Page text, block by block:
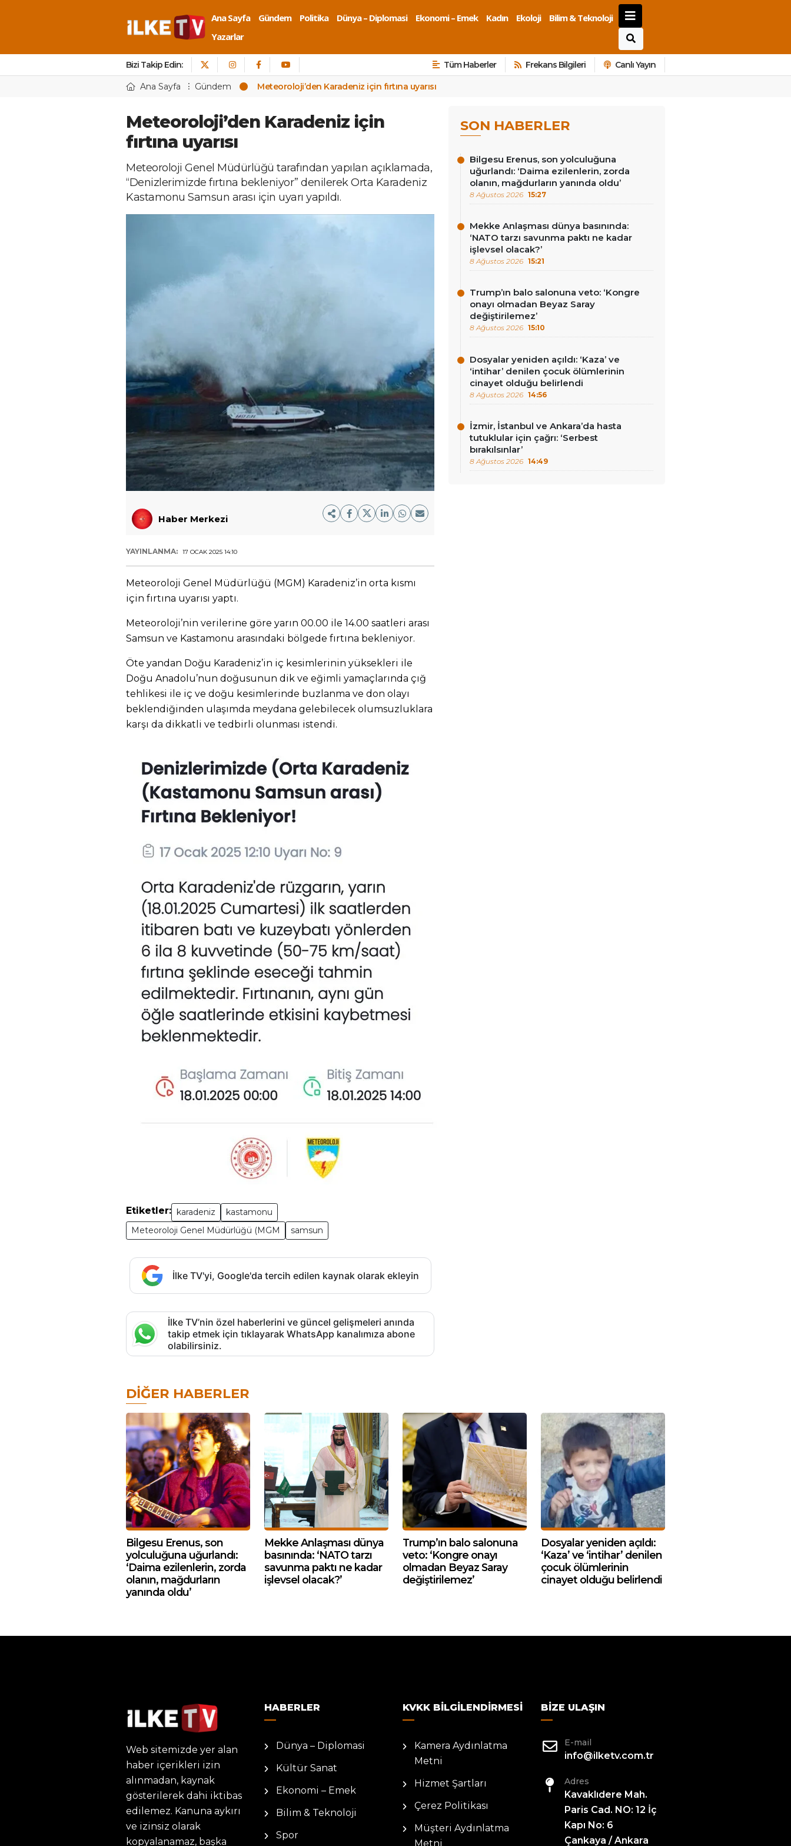
Ana Sayfa Gündem Politika Dünya – Diplomasi Ekonomi – Emek Kadın Ekoloji
Bilim & Teknoloji
Yazarlar
Bizi Takip Edin: Tüm Haberler Frekans Bilgileri Canlı Yayın
Ana Sayfa Gündem Meteoroloji’den Karadeniz için fırtına uyarısı
Meteoroloji’den Karadeniz için
fırtına uyarısı
Meteoroloji Genel Müdürlüğü tarafından yapılan açıklamada,
“Denizlerimizde fırtına bekleniyor” denilerek Orta Karadeniz
Kastamonu Samsun arası için uyarı yapıldı.
Haber Merkezi
YAYINLANMA: 17 OCAK 2025 14:10
Meteoroloji Genel Müdürlüğü (MGM) Karadeniz’in orta kısmı
için fırtına uyarısı yaptı.
Meteoroloji’nin verilerine göre yarın 00.00 ile 14.00 saatleri arası
Samsun ve Kastamonu arasındaki bölgede fırtına bekleniyor.
Öte yandan Doğu Karadeniz’in iç kesimlerinin yüksekleri ile
Doğu Anadolu’nun doğusunun dik ve eğimli yamaçlarında çığ
tehlikesi ile iç ve doğu kesimlerinde buzlanma ve don olayı
beklendiğinden ulaşımda meydana gelebilecek olumsuzluklara
karşı da dikkatli ve tedbirli olunması istendi.
Etiketler: karadeniz
kastamonu
Meteoroloji Genel Müdürlüğü (MGM
samsun
İlke TV'yi, Google'da tercih edilen kaynak olarak ekleyin
İlke TV’nin özel haberlerini ve güncel gelişmeleri anında
takip etmek için tıklayarak WhatsApp kanalımıza abone
olabilirsiniz.
SON HABERLER
Bilgesu Erenus, son yolculuğuna
uğurlandı: ‘Daima ezilenlerin, zorda
olanın, mağdurların yanında oldu’
8 Ağustos 2026 15:27
Mekke Anlaşması dünya basınında:
‘NATO tarzı savunma paktı ne kadar
işlevsel olacak?’
8 Ağustos 2026 15:21
Trump’ın balo salonuna veto: ‘Kongre
onayı olmadan Beyaz Saray
değiştirilemez’
8 Ağustos 2026 15:10
Dosyalar yeniden açıldı: ‘Kaza’ ve
‘intihar’ denilen çocuk ölümlerinin
cinayet olduğu belirlendi
8 Ağustos 2026 14:56
İzmir, İstanbul ve Ankara’da hasta
tutuklular için çağrı: ‘Serbest
bırakılsınlar’
8 Ağustos 2026 14:49
DIĞER HABERLER
Bilgesu Erenus, son
yolculuğuna uğurlandı:
‘Daima ezilenlerin, zorda
olanın, mağdurların
yanında oldu’
Mekke Anlaşması dünya
basınında: ‘NATO tarzı
savunma paktı ne kadar
işlevsel olacak?’
Trump’ın balo salonuna
veto: ‘Kongre onayı
olmadan Beyaz Saray
değiştirilemez’
Dosyalar yeniden açıldı:
‘Kaza’ ve ‘intihar’ denilen
çocuk ölümlerinin
cinayet olduğu belirlendi
Web sitemizde yer alan
haber içerikleri izin
alınmadan, kaynak
gösterilerek dahi iktibas
edilemez. Kanuna aykırı
ve izinsiz olarak
kopyalanamaz, başka
HABERLER
Dünya – Diplomasi
Kültür Sanat
Ekonomi – Emek
Bilim & Teknoloji
Spor
KVKK BILGILENDIRMESI
Kamera Aydınlatma
Metni
Hizmet Şartları
Çerez Politikası
Müşteri Aydınlatma
Metni
BIZE ULAŞIN
E-mail
info@ilketv.com.tr
Adres
Kavaklıdere Mah.
Paris Cad. NO: 12 İç
Kapı No: 6
Çankaya / Ankara